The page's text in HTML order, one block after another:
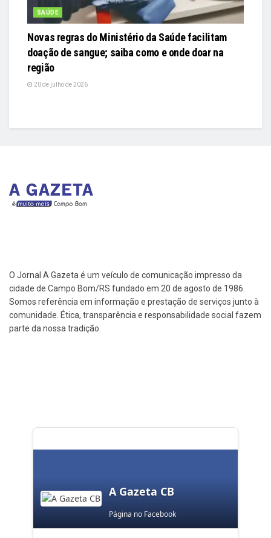
SAÚDE
Novas regras do Ministério da Saúde facilitam
doação de sangue; saiba como e onde doar na
região
20 de julho de 2026
O Jornal A Gazeta é um veículo de comunicação impresso da
cidade de Campo Bom/RS fundado em 20 de agosto de 1986.
Somos referência em informação e prestação de serviços junto à
comunidade. Ética, transparência e responsabilidade social fazem
parte da nossa tradição.
A Gazeta CB
Página no Facebook